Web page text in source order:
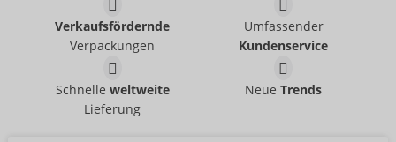
- ORION Brand
06100620000
39,95 €
The Handy Product
Stand
Flyer DE 20er
The Handy
Verkaufsfördernde
Verpackungen
Umfassender
Kundenservice
Schnelle weltweite
Lieferung
NeueTrends